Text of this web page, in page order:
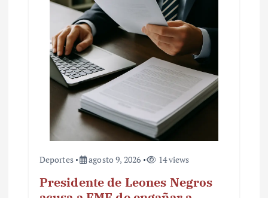
Deportes agosto 9, 2026 14 views
Presidente de Leones Negros